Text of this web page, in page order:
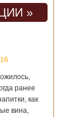
»
ранее
как
вина,